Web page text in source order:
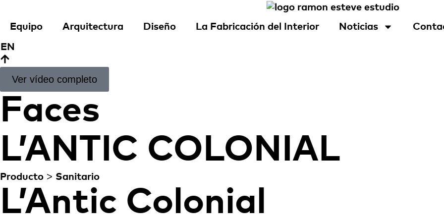
Equipo Arquitectura Diseño La Fabricación del Interior Noticias
EN
Ver vídeo completo
Faces
L’ANTIC COLONIAL
Producto > Sanitario
L’Antic Colonial